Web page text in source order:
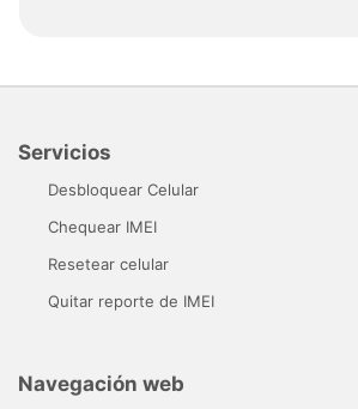
Servicios
Desbloquear Celular
Chequear IMEI
Resetear celular
Quitar reporte de IMEI
Navegación web